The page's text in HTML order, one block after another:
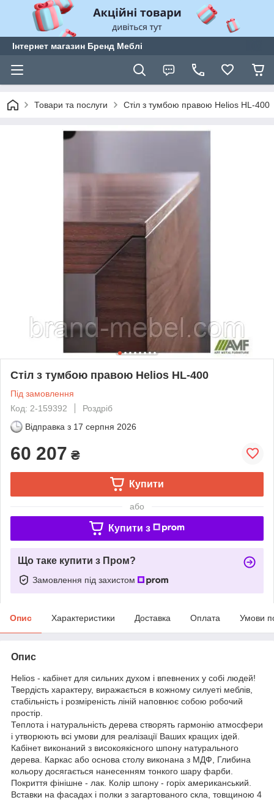
Інтернет магазин Бренд Меблі
Товари та послуги Стіл з тумбою правою Helios HL-400
Стіл з тумбою правою Helios HL-400
Під замовлення
Код: 2-159392
Роздріб
Відправка з 17 серпня 2026
60 207 ₴
Купити
або
Купити з
Що таке купити з Пром?
Замовлення під захистом
Опис Характеристики Доставка Оплата Умови
Опис
Helios - кабінет для сильних духом і впевнених у собі людей!
Твердість характеру, виражається в кожному силуеті меблів,
стабільність і розміреність ліній наповнює собою робочий
простір.
Теплота і натуральність дерева створять гармонію атмосфери
і утворюють всі умови для реалізації Ваших кращих ідей.
Кабінет виконаний з високоякісного шпону натурального
дерева. Каркас або основа столу виконана з МДФ, Глибина
кольору досягається нанесенням тонкого шару фарби.
Покриття фінішне - лак. Колір шпону - горіх американський.
Вставки на фасадах і полки з загартованого скла, товщиною 4